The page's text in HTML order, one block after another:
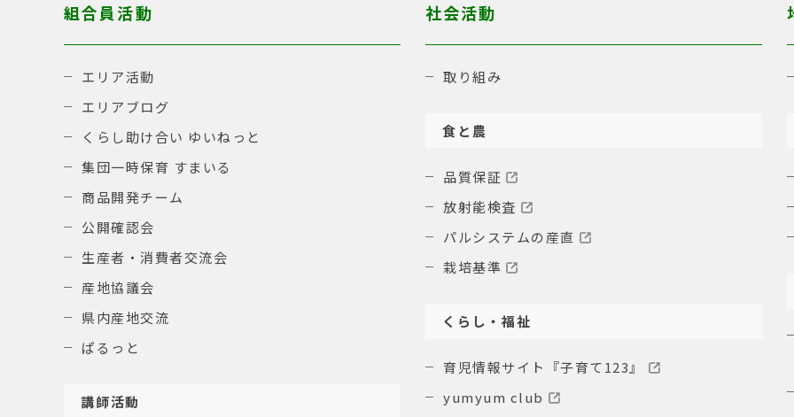
組合員活動
エリア活動
エリアブログ
くらし助け合い ゆいねっと
集団一時保育 すまいる
商品開発チーム
公開確認会
生産者・消費者交流会
産地協議会
県内産地交流
ぱるっと
講師活動
社会活動
取り組み
食と農
品質保証
放射能検査
パルシステムの産直
栽培基準
くらし・福祉
育児情報サイト『子育て123』
yumyum club